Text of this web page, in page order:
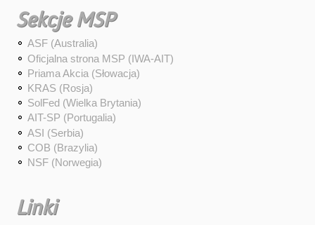
Sekcje MSP
ASF (Australia)
Oficjalna strona MSP (IWA-AIT)
Priama Akcia (Słowacja)
KRAS (Rosja)
SolFed (Wielka Brytania)
AIT-SP (Portugalia)
ASI (Serbia)
COB (Brazylia)
NSF (Norwegia)
Linki